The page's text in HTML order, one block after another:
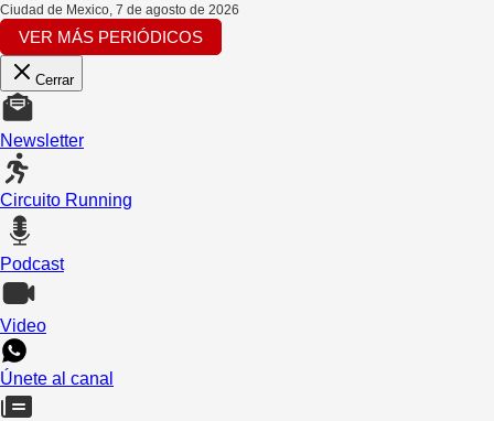
Ciudad de Mexico, 7 de agosto de 2026
VER MÁS PERIÓDICOS
Cerrar
Newsletter
Circuito Running
Podcast
Video
Únete al canal